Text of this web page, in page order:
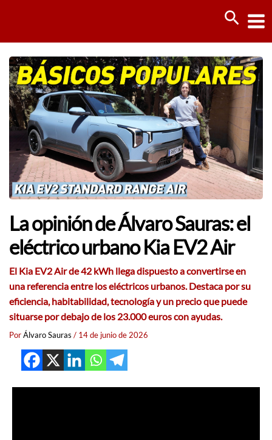
La opinión de Álvaro Sauras: el
eléctrico urbano Kia EV2 Air
El Kia EV2 Air de 42 kWh llega dispuesto a convertirse en
una referencia entre los eléctricos urbanos. Destaca por su
eficiencia, habitabilidad, tecnología y un precio que puede
situarse por debajo de los 23.000 euros con ayudas.
PorÁlvaro Sauras / 14 de junio de 2026